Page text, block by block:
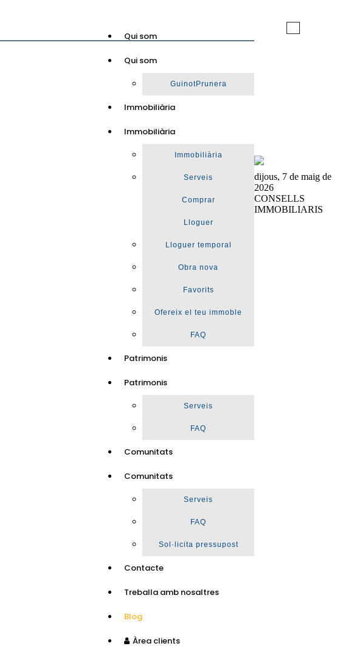
Toggle
Qui som
Qui som
GuinotPrunera
Immobiliària
Immobiliària
Immobiliària
Serveis
Comprar
Lloguer
Lloguer temporal
Obra nova
Favorits
Ofereix el teu immoble
FAQ
Patrimonis
Patrimonis
Serveis
FAQ
Comunitats
Comunitats
Serveis
FAQ
Sol·licita pressupost
Contacte
Treballa amb nosaltres
Blog
Àrea clients
dijous, 7 de maig de
2026
CONSELLS
IMMOBILIARIS